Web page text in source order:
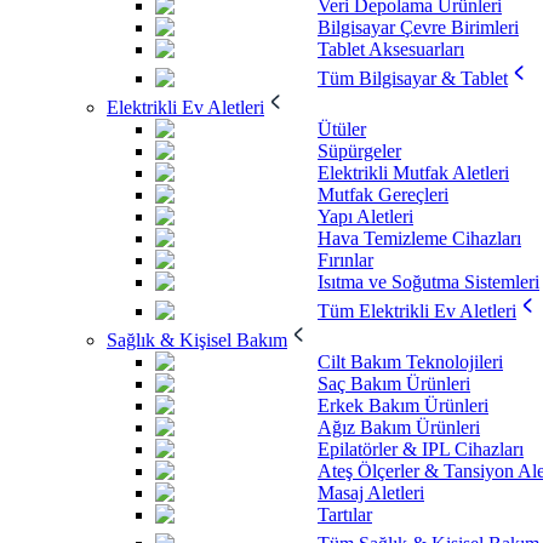
Veri Depolama Ürünleri
Bilgisayar Çevre Birimleri
Tablet Aksesuarları
Tüm Bilgisayar & Tablet
Elektrikli Ev Aletleri
Ütüler
Süpürgeler
Elektrikli Mutfak Aletleri
Mutfak Gereçleri
Yapı Aletleri
Hava Temizleme Cihazları
Fırınlar
Isıtma ve Soğutma Sistemleri
Tüm Elektrikli Ev Aletleri
Sağlık & Kişisel Bakım
Cilt Bakım Teknolojileri
Saç Bakım Ürünleri
Erkek Bakım Ürünleri
Ağız Bakım Ürünleri
Epilatörler & IPL Cihazları
Ateş Ölçerler & Tansiyon
Masaj Aletleri
Tartılar